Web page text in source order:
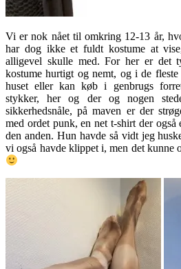
Vi er nok nået til omkring 12-13 år,
har dog ikke et fuldt kostume at
alligevel skulle med. For her er det
kostume hurtigt og nemt, og i de
huset eller kan køb i genbrugs
stykker, her og der og nogen
sikkerhedsnåle, på maven er der
med ordet punk, en net t-shirt der
den anden. Hun havde så vidt jeg
vi også havde klippet i, men det kunne